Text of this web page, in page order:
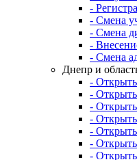
-
- Смена
- Смена
-
- Смена
Днепр и
-
-
-
-
-
-
-